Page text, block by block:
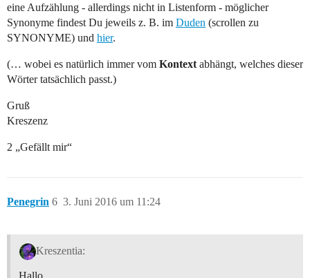
eine Aufzählung - allerdings nicht in Listenform - möglicher
Synonyme findest Du jeweils z. B. im Duden (scrollen zu
SYNONYME) und hier.
(… wobei es natürlich immer vom Kontext abhängt, welches dieser
Wörter tatsächlich passt.)
Gruß
Kreszenz
2 „Gefällt mir“
Penegrin 3. Juni 2016 um 11:24
6
Kreszentia:
Hallo,